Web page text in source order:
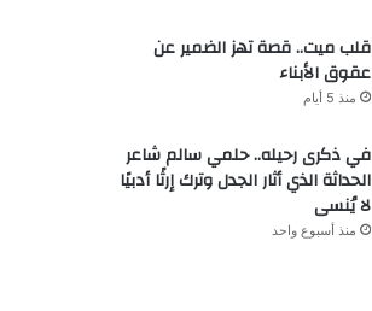
قلب ميت.. قصة تهز الضمير عن
عقوق الأبناء
منذ 5 أيام
في ذكرى رحيله.. حلمي سالم شاعر
الحداثة الذي أثار الجدل وترك إرثًا أدبيًا
لا يُنسى
منذ أسبوع واحد